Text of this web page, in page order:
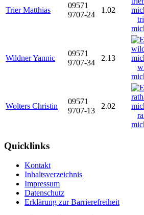
Trier Matthias
09571
9707-24
1.02
Wildner Yannic
09571
9707-34
2.13
Wolters Christin
09571
9707-13
2.02
Quicklinks
Kontakt
Inhaltsverzeichnis
Impressum
Datenschutz
Erklärung zur Barrierefreiheit